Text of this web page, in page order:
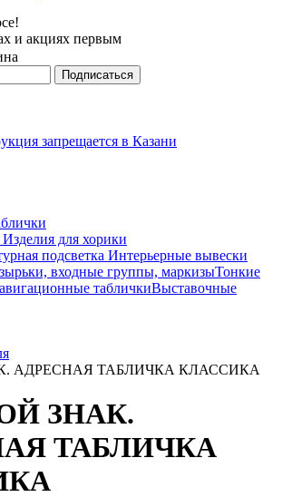
и акциях первым
запрещается в Казани
Изделия для хорики
подсветка Интерьерные вывески
входные группы, маркизыТонкие
табличкиВыставочные
АДРЕСНАЯ ТАБЛИЧКА КЛАССИКА
ЗНАК.
ТАБЛИЧКА